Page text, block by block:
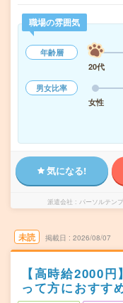
職場の雰囲気
年齢層
20代
男女比率
女性
気になる!
派遣会社 パーソルテン
未読 掲載日 2026/08/07
【高時給2000
って方におすす